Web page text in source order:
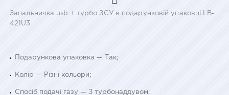
Запальничка usb + турбо ЗСУ в подарунковій упаковці LB-
421U3
Подарункова упаковка — Так;
Колір — Різні кольори;
Спосіб подачі газу — З турбонаддувом;